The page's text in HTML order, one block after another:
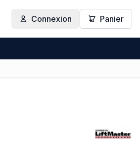
Connexion Panier